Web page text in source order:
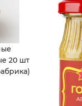
20 шт